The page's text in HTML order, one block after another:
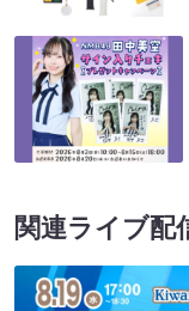
関連ライブ配